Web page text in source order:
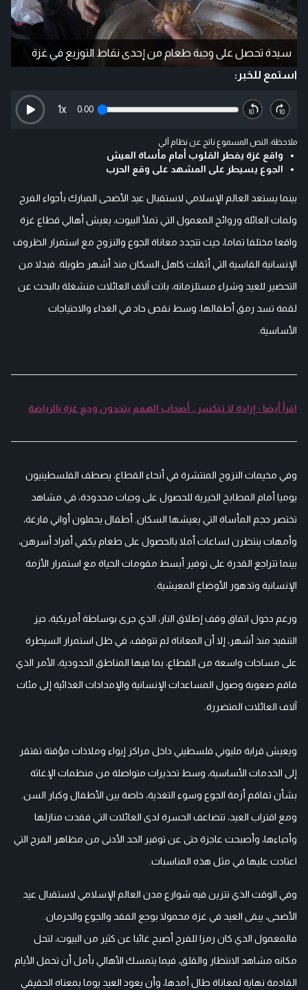
سيدة تحصل على وجبة طعام من إحدى نقاط التوزيع في غزة
استمع للخبر:
0:00
1x
ملاحظة: النص المسموع ناتج عن نظام آلي
واقع غزة يفطر القلوب أمام مأساة العيش
الجوع يسيطر على المشهد على وقع الحرب
بينما يستعد العالم الإسلامي لاستقبال عيد الأضحى المبارك بأجواء الفرح
ولمات العائلة وروائح المعمول التي تملأ البيوت، يعيش أهالي قطاع غزة
واقعا مختلفا تماما، حيث تتجدد معاناة الجوع والنزوح مع استمرار الظروف
الإنسانية القاسية التي أثقلت كاهل السكان منذ أشهر طويلة. فبدلا من
التحضير للعيد وشراء مستلزماته، باتت آلاف العائلات منشغلة بالبحث عن
لقمة تسد رمق أطفالها، وسط نقص حاد في الغذاء والاحتياجات
الأساسية.
اقرأ أيضا : إرادة لا تنكسر.. أصحاب الهمم يتحدون وجع غزة بالرياضة
وفي مخيمات النزوح المنتشرة في أنحاء القطاع، يصطف الفلسطينيون
يوميا أمام المطابخ الخيرية للحصول على وجبات محدودة، في مشاهد
تختصر حجم المأساة التي يعيشها السكان. أطفال يحملون أواني فارغة،
وأمهات ينتظرن لساعات أملا بالحصول على طعام يكفي أفراد أسرهن،
بينما تتراجع القدرة على توفير أبسط مقومات الحياة مع استمرار الأزمة
الإنسانية وتدهور الأوضاع المعيشية.
ورغم دخول اتفاق وقف إطلاق النار، الذي جرى بوساطة أمريكية، حيز
التنفيذ منذ أشهر، إلا أن المعاناة لم تتوقف، في ظل استمرار السيطرة
على مساحات واسعة من القطاع، بما فيها المناطق الحدودية، الأمر الذي
فاقم صعوبة وصول المساعدات الإنسانية والإمدادات الغذائية إلى مئات
آلاف العائلات المتضررة.
ويعيش قرابة مليوني فلسطيني داخل مراكز إيواء وملاذات مؤقتة تفتقر
إلى الخدمات الأساسية، وسط تحذيرات متواصلة من منظمات الإغاثة
بشأن تفاقم أزمة الجوع وسوء التغذية، خاصة بين الأطفال وكبار السن.
ومع اقتراب العيد، تتضاعف الحسرة لدى العائلات التي فقدت منازلها
وأحباءها، وأصبحت عاجزة حتى عن توفير الحد الأدنى من مظاهر الفرح التي
اعتادت عليها في مثل هذه المناسبات.
وفي الوقت الذي تتزين فيه شوارع مدن العالم الإسلامي لاستقبال عيد
الأضحى، يبقى العيد في غزة محمولا بوجع الفقد والجوع والحرمان.
فالمعمول الذي كان رمزا للفرح أصبح غائبا عن كثير من البيوت، لتحل
مكانه مشاهد الانتظار والقلق، فيما يتمسك الأهالي بأمل أن تحمل الأيام
القادمة نهاية لمعاناة طال أمدها، وأن يعود العيد يوما بمعناه الحقيقي